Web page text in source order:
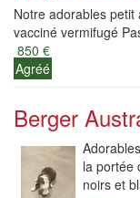
Notre adorables
vacciné vermifugé
850 €
Agréé
Berger
la portée
noirs et